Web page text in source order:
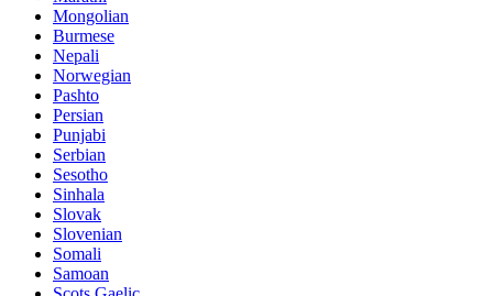
Mongolian
Burmese
Nepali
Norwegian
Pashto
Persian
Punjabi
Serbian
Sesotho
Sinhala
Slovak
Slovenian
Somali
Samoan